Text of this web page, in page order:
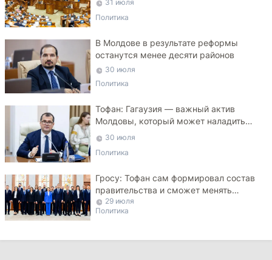
31 июля
Политика
В Молдове в результате реформы
останутся менее десяти районов
30 июля
Политика
Тофан: Гагаузия — важный актив
Молдовы, который может наладить
мосты с Турцией
30 июля
Политика
Гросу: Тофан сам формировал состав
правительства и сможет менять
министров
29 июля
Политика